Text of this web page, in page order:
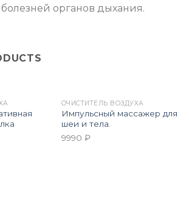
органов дыхания.
ОЧИСТИТЕЛЬ ВОЗДУХА
Импульсный массажер для
шеи и тела.
9990 ₽